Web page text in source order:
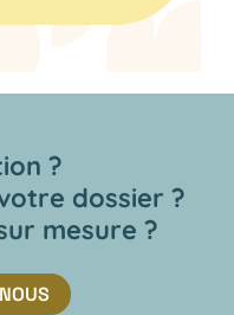
?
dossier ?
mesure ?